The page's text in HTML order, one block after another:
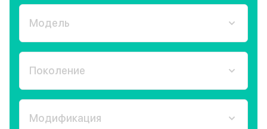
Модель
Поколение
Модификация